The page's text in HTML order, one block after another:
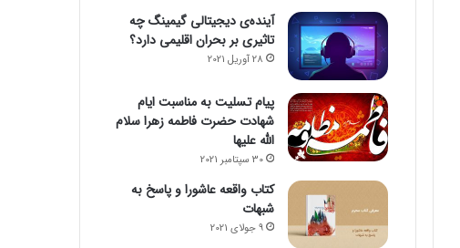
آینده‌ی دیجیتالی گیمینگ چه
تاثیری بر بحران اقلیمی دارد؟
28 آوریل 2021
پیام تسلیت به مناسبت ایام
شهادت حضرت فاطمه زهرا سلام
الله علیها
30 سپتامبر 2021
کتاب واقعه عاشورا و پاسخ به
شبهات
9 جولای 2021